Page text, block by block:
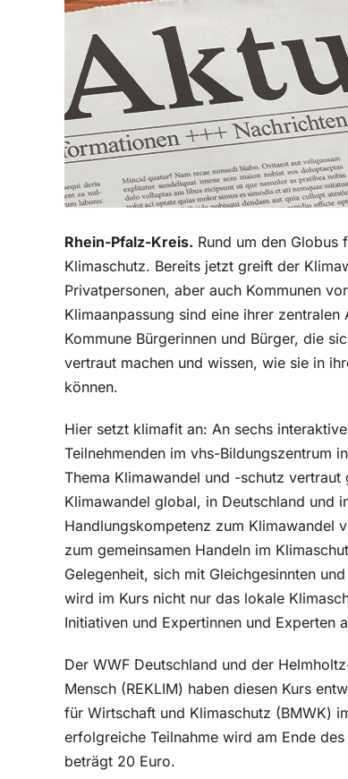
Rhein-Pfalz-Kreis. Rund um den Globus
Klimaschutz. Bereits jetzt greift der
Privatpersonen, aber auch Kommunen
Klimaanpassung sind eine ihrer
Kommune Bürgerinnen und Bürger, die
vertraut machen und wissen, wie sie in
können.
Hier setzt klimafit an: An sechs
Teilnehmenden im vhs-Bildungszentrum
Thema Klimawandel und -schutz
Klimawandel global, in Deutschland und
Handlungskompetenz zum Klimawandel
zum gemeinsamen Handeln im
Gelegenheit, sich mit Gleichgesinnten
wird im Kurs nicht nur das lokale
Initiativen und Expertinnen und Experten
Der WWF Deutschland und der
Mensch (REKLIM) haben diesen Kurs
für Wirtschaft und Klimaschutz (BMWK)
erfolgreiche Teilnahme wird am Ende
beträgt 20 Euro.